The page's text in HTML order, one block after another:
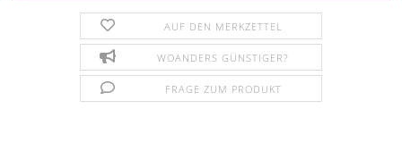
AUF DEN MERKZETTEL
WOANDERS GÜNSTIGER?
FRAGE ZUM PRODUKT